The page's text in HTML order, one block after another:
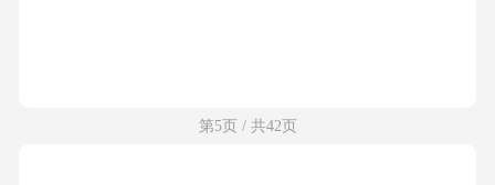
第5页 / 共42页